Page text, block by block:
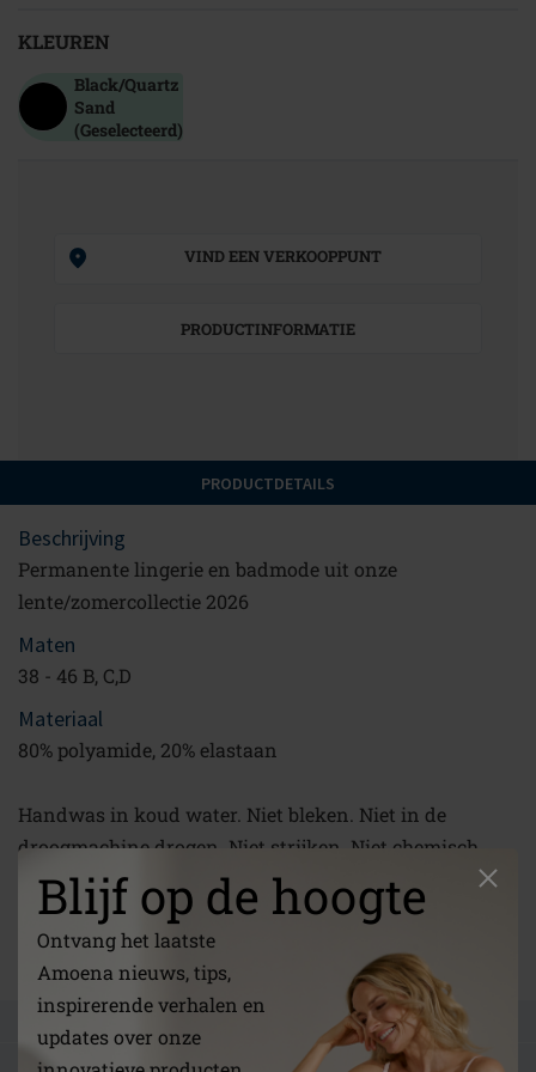
Blijf op de hoogte
Ontvang het laatste
Amoena nieuws, tips,
inspirerende verhalen en
updates over onze
KLEUREN
Black/quartz
Sand
(Geselecteerd)
VIND EEN VERKOOPPUNT
PRODUCTINFORMATIE
PRODUCTDETAILS
Beschrijving
Permanente lingerie en badmode uit onze
lente/zomercollectie 2026
Maten
38 - 46 B, C,D
Materiaal
80% polyamide, 20% elastaan
Handwas in koud water. Niet bleken. Niet in de
droogmachine drogen. Niet strijken. Niet chemisch
reinigen.
Koppeling
/nl/over-ons/prothesebeha/
BEOORDELINGEN